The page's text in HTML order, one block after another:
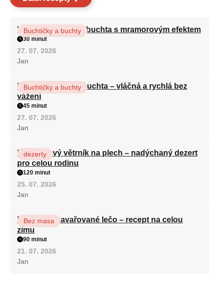
Vláčná olejová litá buchta s mramorovým efektem
Buchtičky a buchty
30 minut
27. 07. 2026
Jan
Hrnková maková buchta – vláčná a rychlá bez
vážení
Buchtičky a buchty
45 minut
27. 07. 2026
Jan
Karamelový větrník na plech – nadýchaný dezert
pro celou rodinu
dezerty
120 minut
25. 07. 2026
Jan
Babiččino zavařované lečo – recept na celou
zimu
Bez masa
90 minut
21. 07. 2026
Jan